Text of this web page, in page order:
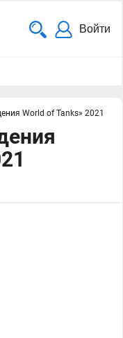
Войти
World of Tanks» 2021